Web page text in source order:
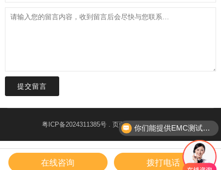
提交留言
粤ICP备2024311385号 . 页面生成时间：0.829秒
首页 微信 电话
你们能提供EMC测试整改服务吗？
在线咨询 拨打电话